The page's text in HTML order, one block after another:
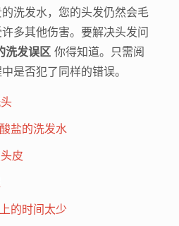
洗发水，您的头发仍然会毛
多其他伤害。要解决头发问
洗发误区你得知道。只需阅
是否犯了同样的错误。
盐的洗发水
皮
的时间太少